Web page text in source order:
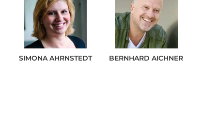
SIMONAAHRNSTEDT BERNHARDAICHNER